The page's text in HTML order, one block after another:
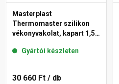
Masterplast
Thermomaster szilikon
vékonyvakolat, kapart 1,5
Gyártói készleten
30 660 Ft / db